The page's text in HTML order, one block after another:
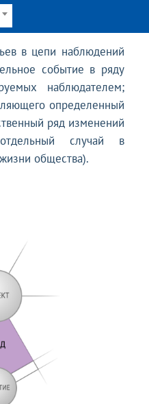
в цепи наблюдений
событие в ряду
наблюдателем;
определенный
ряд изменений
случай в
общества).